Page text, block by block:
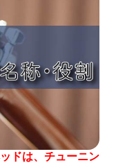
ドは、チューニン